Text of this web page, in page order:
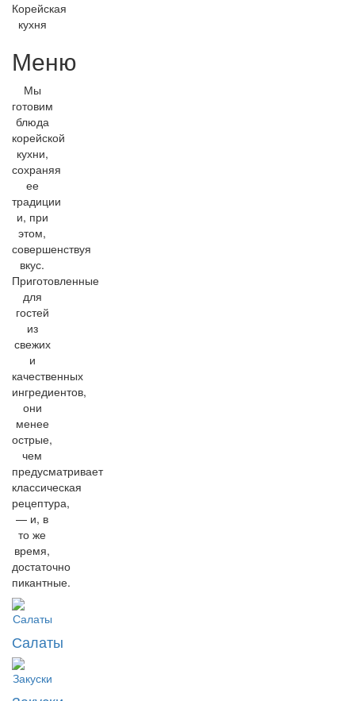
Корейская
кухня
Меню
Мы
готовим
блюда
корейской
кухни,
сохраняя
ее
традиции
и, при
этом,
совершенствуя
вкус.
Приготовленные
для
гостей
из
свежих
и
качественных
ингредиентов,
они
менее
острые,
чем
предусматривает
классическая
рецептура,
— и, в
то же
время,
достаточно
пикантные.
Салаты